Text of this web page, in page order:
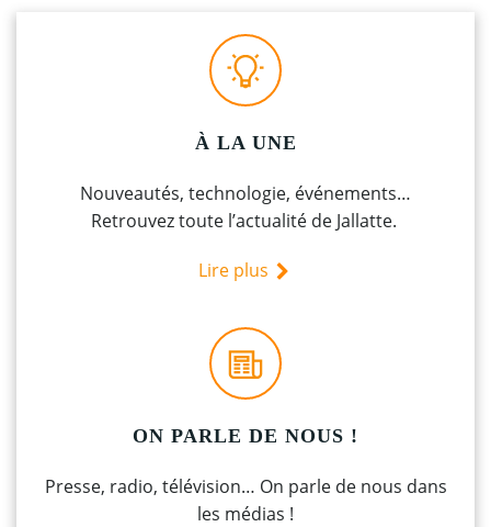
À LA UNE
Nouveautés, technologie, événements…
Retrouvez toute l’actualité de Jallatte.
Lire plus
ON PARLE DE NOUS !
Presse, radio, télévision… On parle de nous dans
les médias !